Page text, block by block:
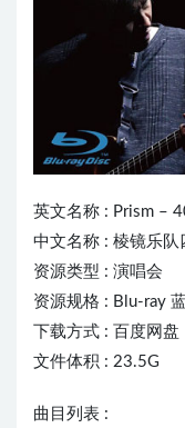
英文名称 : Prism –
中文名称 : 棱镜乐队
资源类型 : 演唱会
资源规格 : Blu-ray
下载方式 : 百度网盘
文件体积 : 23.5G
曲目列表 :